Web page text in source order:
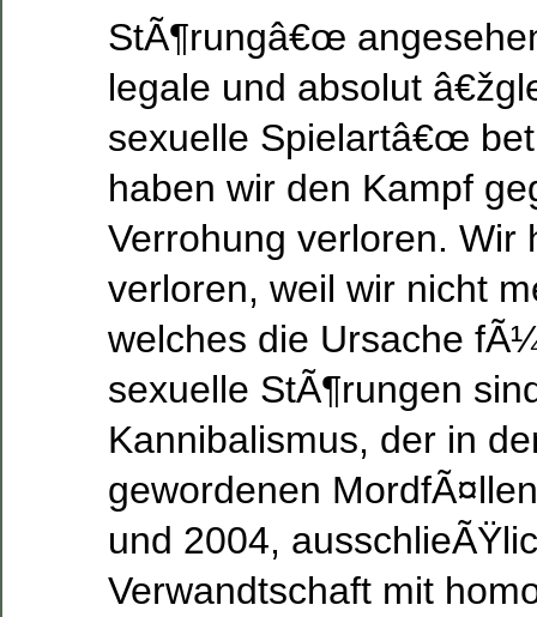
StÃ¶rungâ€œ
legale und absolut
sexuelle Spielartâ€œ
haben wir den Kampf
Verrohung verloren. Wir
verloren, weil wir nicht
welches die Ursache
sexuelle StÃ¶rungen
Kannibalismus, der in
gewordenen
und 2004,
Verwandtschaft mit